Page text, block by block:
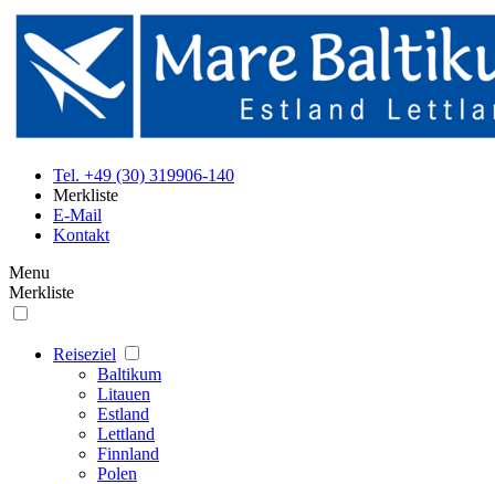
Tel. +49 (30) 319906-140
Merkliste
E-Mail
Kontakt
Menu
Merkliste
Reiseziel
Baltikum
Litauen
Estland
Lettland
Finnland
Polen